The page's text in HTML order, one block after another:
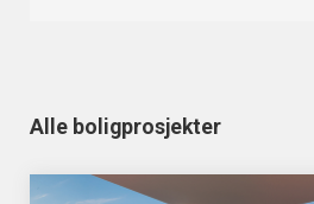
Alle boligprosjekter